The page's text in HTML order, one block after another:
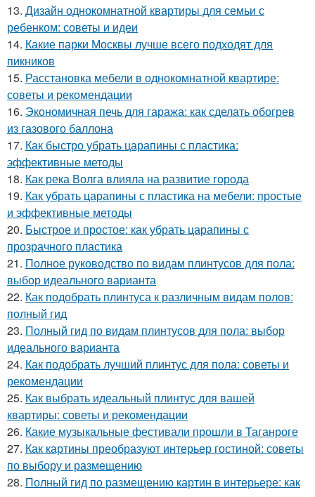
13. Дизайн однокомнатной квартиры для семьи с
ребенком: советы и идеи
14. Какие парки Москвы лучше всего подходят для
пикников
15. Расстановка мебели в однокомнатной квартире:
советы и рекомендации
16. Экономичная печь для гаража: как сделать обогрев
из газового баллона
17. Как быстро убрать царапины с пластика:
эффективные методы
18. Как река Волга влияла на развитие города
19. Как убрать царапины с пластика на мебели: простые
и эффективные методы
20. Быстрое и простое: как убрать царапины с
прозрачного пластика
21. Полное руководство по видам плинтусов для пола:
выбор идеального варианта
22. Как подобрать плинтуса к различным видам полов:
полный гид
23. Полный гид по видам плинтусов для пола: выбор
идеального варианта
24. Как подобрать лучший плинтус для пола: советы и
рекомендации
25. Как выбрать идеальный плинтус для вашей
квартиры: советы и рекомендации
26. Какие музыкальные фестивали прошли в Таганроге
27. Как картины преобразуют интерьер гостиной: советы
по выбору и размещению
28. Полный гид по размещению картин в интерьере: как